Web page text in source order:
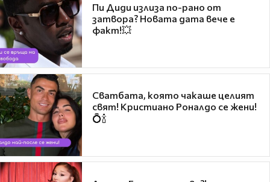
Пи Диди излиза по-рано от
затвора? Новата дата вече е
факт!💥
Сватбата, която чакаше целият
свят! Кристиано Роналдо се жени!
💍🍾